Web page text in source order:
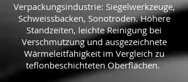
Verpackungsindustrie: Siegelwerkzeuge,
Schweissbacken, Sonotroden. Höhere
Standzeiten, leichte Reinigung bei
Verschmutzung und ausgezeichnete
Wärmeleitfähigkeit im Vergleich zu
teflonbeschichteten Oberflächen.